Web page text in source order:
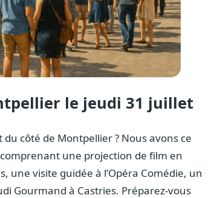
le jeudi 31 juillet
côté de Montpellier ? Nous avons ce
une projection de film en
une visite guidée à l’Opéra Comédie, un
Gourmand à Castries. Préparez-vous